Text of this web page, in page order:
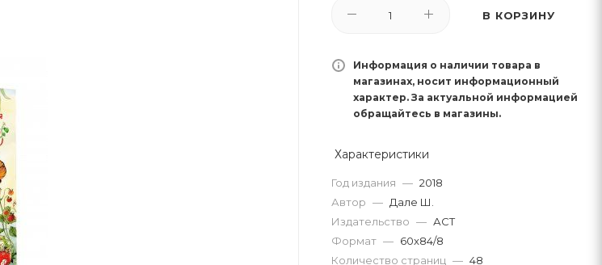
В КОРЗИНУ
Информация о наличии товара в
магазинах, носит информационный
характер. За актуальной информацией
обращайтесь в магазины.
Характеристики
Год издания — 2018
Автор — Дале Ш.
Издательство — АСТ
Формат — 60x84/8
Количество страниц — 48